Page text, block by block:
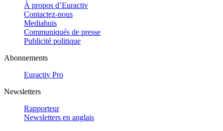
À propos d’Euractiv
Contactez-nous
Mediahuis
Communiqués de presse
Publicité politique
Abonnements
Euractiv Pro
Newsletters
Rapporteur
Newsletters en anglais